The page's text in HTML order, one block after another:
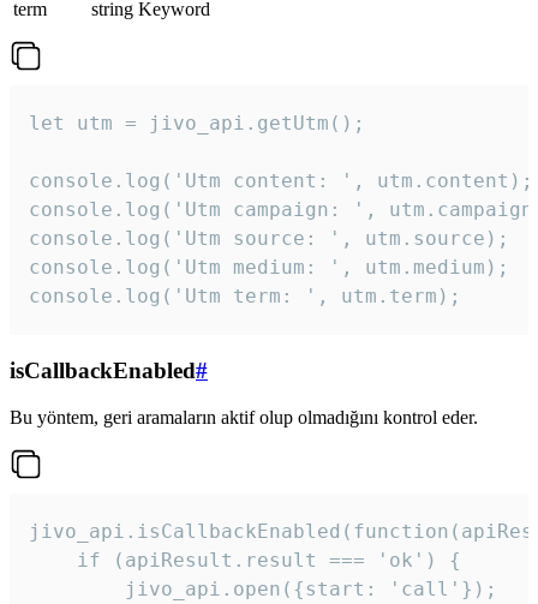
term
string Keyword
let utm = jivo_api.getUtm();
console.log('Utm content: ', utm.content);
console.log('Utm campaign: ',
console.log('Utm source: ', utm.source);
console.log('Utm medium: ', utm.medium);
console.log('Utm term: ', utm.term);
isCallbackEnabled#
Bu yöntem, geri aramaların aktif olup olmadığını kontrol eder.
    if (apiResult.result === 'ok') {
        jivo_api.open({start: 'call'});